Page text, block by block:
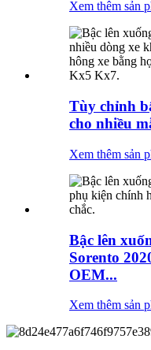
Xem thêm sản
Tùy chỉnh
cho nhiều
Xem thêm sản
Bậc lên
Sorento
OEM...
Xem thêm sản